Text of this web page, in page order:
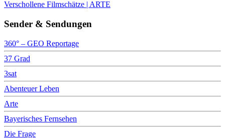
Verschollene Filmschätze | ARTE
Sender & Sendungen
360° – GEO Reportage
37 Grad
3sat
Abenteuer Leben
Arte
Bayerisches Fernsehen
Die Frage